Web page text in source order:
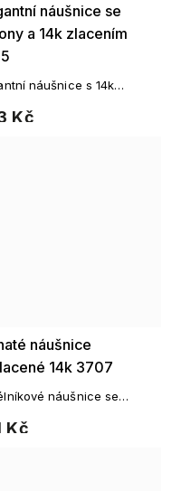
náušnice se
a 14k zlacením
Kč
náušnice s 14k
– nadčasový šperk plný
náušnice
14k 3707
Kč
náušnice se
lesk